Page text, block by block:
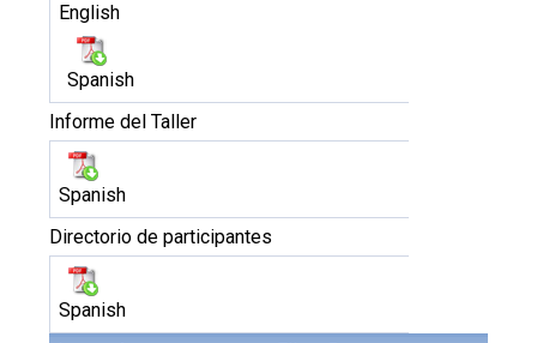
English
Spanish
Informe del Taller
Spanish
Directorio de participantes
Spanish